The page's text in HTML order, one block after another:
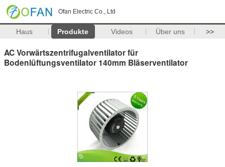
Ofan Electric Co., Ltd
Haus Produkte Videos Über uns >>
AC Vorwärtszentrifugalventilator für
Bodenlüftungsventilator 140mm Bläserventilator